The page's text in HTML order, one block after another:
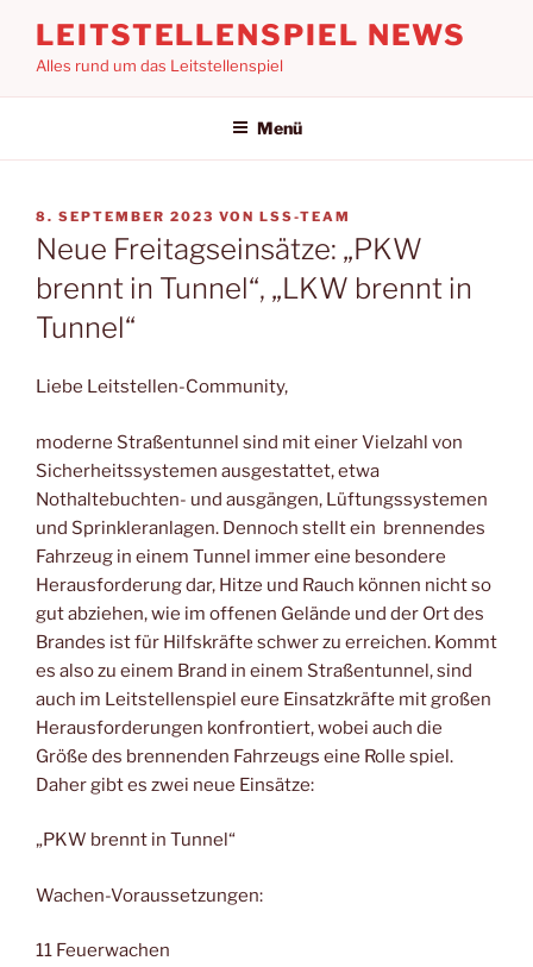
Inhalt
springen
LEITSTELLENSPIEL NEWS
Alles rund um das Leitstellenspiel
Menü
VERÖFFENTLICHT
AM
8. SEPTEMBER 2023 VON LSS-TEAM
Neue Freitagseinsätze: „PKW
brennt in Tunnel“, „LKW brennt in
Tunnel“
Liebe Leitstellen-Community,
moderne Straßentunnel sind mit einer Vielzahl von
Sicherheitssystemen ausgestattet, etwa
Nothaltebuchten- und ausgängen, Lüftungssystemen
und Sprinkleranlagen. Dennoch stellt ein brennendes
Fahrzeug in einem Tunnel immer eine besondere
Herausforderung dar, Hitze und Rauch können nicht so
gut abziehen, wie im offenen Gelände und der Ort des
Brandes ist für Hilfskräfte schwer zu erreichen. Kommt
es also zu einem Brand in einem Straßentunnel, sind
auch im Leitstellenspiel eure Einsatzkräfte mit großen
Herausforderungen konfrontiert, wobei auch die
Größe des brennenden Fahrzeugs eine Rolle spiel.
Daher gibt es zwei neue Einsätze:
„PKW brennt in Tunnel“
Wachen-Voraussetzungen:
11 Feuerwachen